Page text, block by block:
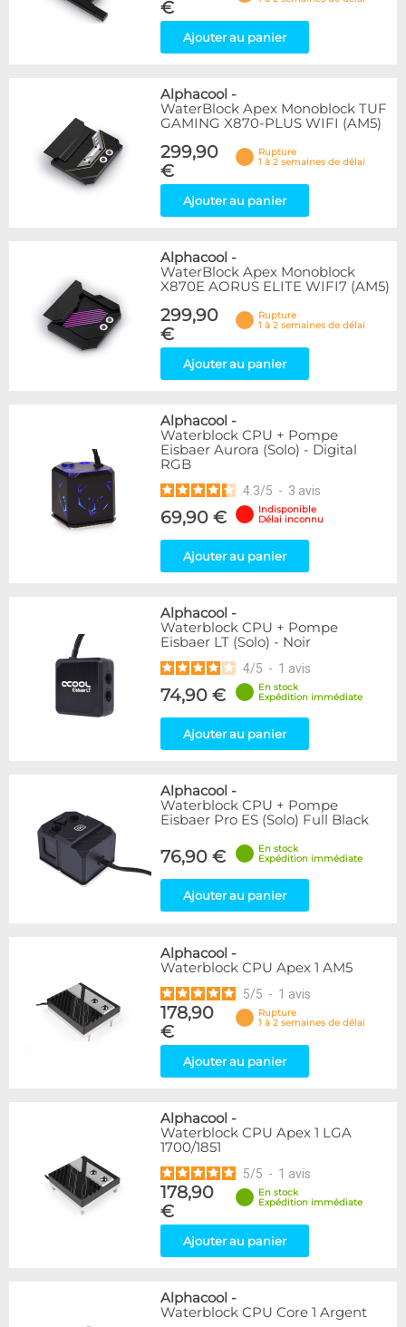
€
Ajouter au panier
Alphacool -
WaterBlock Apex Monoblock TUF
GAMING X870-PLUS WIFI (AM5)
299,90
€
Rupture
1 à 2 semaines de délai
Ajouter au panier
Alphacool -
WaterBlock Apex Monoblock
X870E AORUS ELITE WIFI7 (AM5)
299,90
€
Rupture
1 à 2 semaines de délai
Ajouter au panier
Alphacool -
Waterblock CPU + Pompe
Eisbaer Aurora (Solo) - Digital
RGB
4.3/5 - 3 avis
69,90 €
Indisponible
Délai inconnu
Ajouter au panier
Alphacool -
Waterblock CPU + Pompe
Eisbaer LT (Solo) - Noir
4/5 - 1 avis
74,90 €
En stock
Expédition immédiate
Ajouter au panier
Alphacool -
Waterblock CPU + Pompe
Eisbaer Pro ES (Solo) Full Black
76,90 €
En stock
Expédition immédiate
Ajouter au panier
Alphacool -
Waterblock CPU Apex 1 AM5
5/5 - 1 avis
178,90
€
Rupture
1 à 2 semaines de délai
Ajouter au panier
Alphacool -
Waterblock CPU Apex 1 LGA
1700/1851
5/5 - 1 avis
178,90
€
En stock
Expédition immédiate
Ajouter au panier
Alphacool -
Waterblock CPU Core 1 Argent